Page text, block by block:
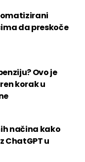
da preskoče
Ovo je
korak u
načina kako
ChatGPT u